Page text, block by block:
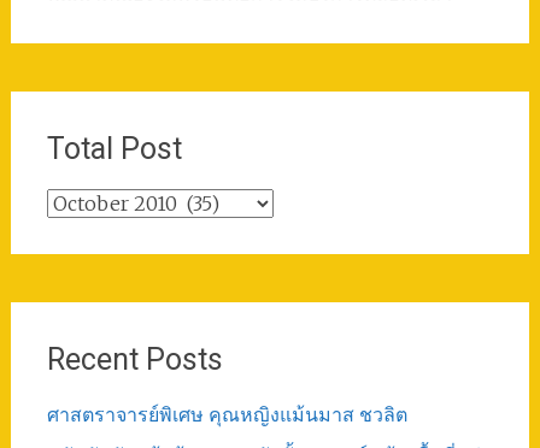
Total Post
Total
Recent Posts
ศาสตราจารย์พิเศษ คุณหญิงแม้นมาส ชวลิต